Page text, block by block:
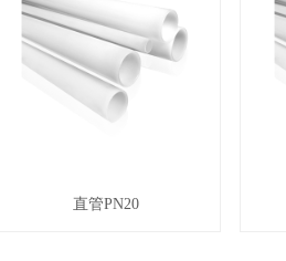
直管PN20